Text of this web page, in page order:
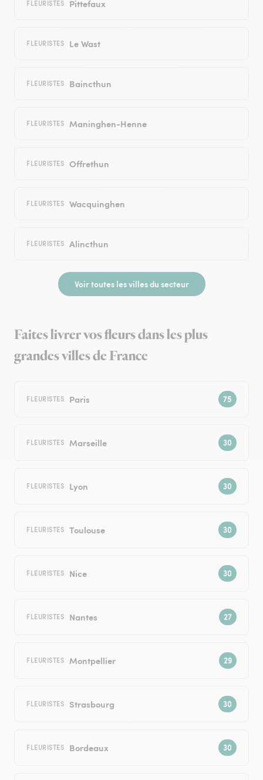
FLEURISTES Pittefaux
FLEURISTES Le Wast
FLEURISTES Baincthun
FLEURISTES Maninghen-Henne
FLEURISTES Offrethun
FLEURISTES Wacquinghen
FLEURISTES Alincthun
Voir toutes les villes du secteur
Faites livrer vos fleurs dans les plus
grandes villes de France
FLEURISTES Paris
FLEURISTES Marseille
FLEURISTES Lyon
FLEURISTES Toulouse
FLEURISTES Nice
FLEURISTES Nantes
FLEURISTES Montpellier
FLEURISTES Strasbourg
FLEURISTES Bordeaux